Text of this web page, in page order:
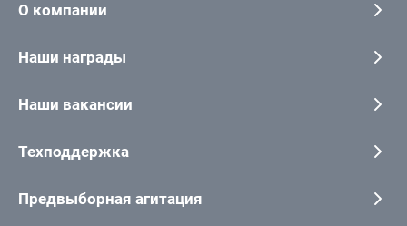
О компании
Наши награды
Наши вакансии
Техподдержка
Предвыборная агитация